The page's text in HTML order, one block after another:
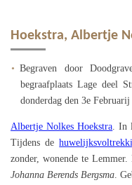
Hoekstra, Albertje
Begraven door
begraafplaats Lage deel
donderdag den 3e
Albertje Nolkes Hoekstra. In
Tijdens de
zonder, wonende te
Johanna Berends Bergsma.